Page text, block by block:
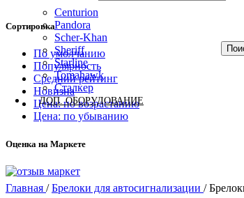
Centurion
Pandora
Scher-Khan
Sheriff
Starline
Tomahawk
Сталкер
ДОП. ОБОРУДОВАНИЕ
Сортировка
По умолчанию
Популярность
Средний рейтинг
Новизна
Цена: по возрастанию
Цена: по убыванию
Оценка на Маркете
Главная / Брелоки для автосигнализации /